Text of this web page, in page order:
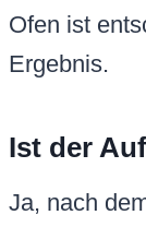
Ofen ist
Ergebnis.
Ist der
Ja, nach